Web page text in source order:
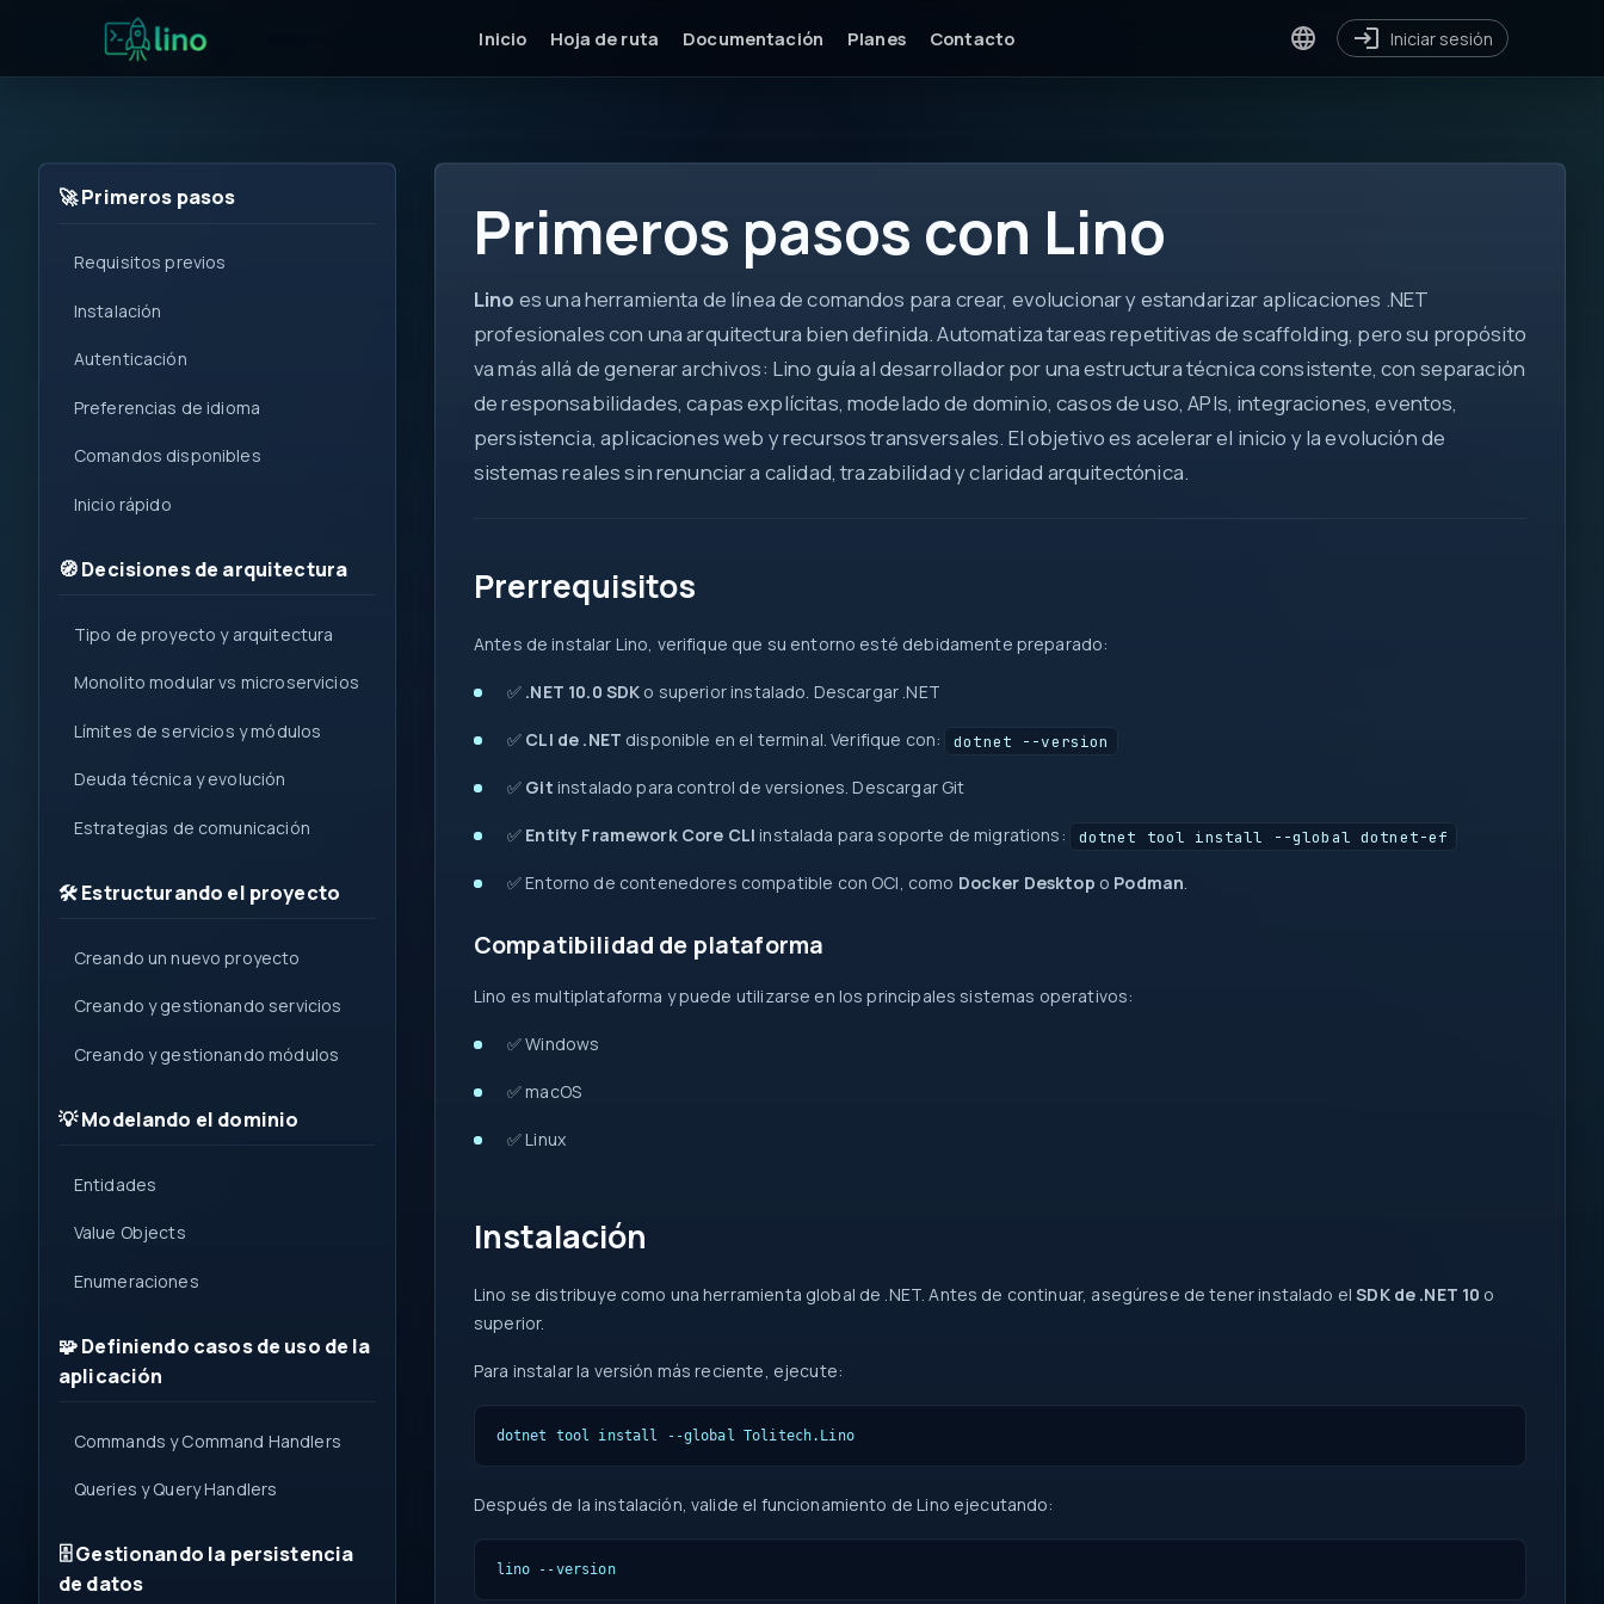
0
=>
&&
new
for
i++
get
Task
new
try
?
[]
new
?.
int
DTO
ctx
async
ok
let
=>
[ ]
for
var
Inicio Hoja de ruta Documentación Planes Contacto Iniciar sesión
🚀 Primeros pasos
Requisitos previos
Instalación
Autenticación
Preferencias de idioma
Comandos disponibles
Inicio rápido
🧭 Decisiones de arquitectura
Tipo de proyecto y arquitectura
Monolito modular vs microservicios
Límites de servicios y módulos
Deuda técnica y evolución
Estrategias de comunicación
🛠️ Estructurando el proyecto
Creando un nuevo proyecto
Creando y gestionando servicios
Creando y gestionando módulos
💡 Modelando el dominio
Entidades
Value Objects
Enumeraciones
🧩 Definiendo casos de uso de la
aplicación
Commands y Command Handlers
Queries y Query Handlers
🗄️ Gestionando la persistencia
de datos
Primeros pasos con Lino
Lino es una herramienta de línea de comandos para crear, evolucionar y estandarizar aplicaciones .NET
profesionales con una arquitectura bien definida. Automatiza tareas repetitivas de scaffolding, pero su propósito
va más allá de generar archivos: Lino guía al desarrollador por una estructura técnica consistente, con separación
de responsabilidades, capas explícitas, modelado de dominio, casos de uso, APIs, integraciones, eventos,
persistencia, aplicaciones web y recursos transversales. El objetivo es acelerar el inicio y la evolución de
sistemas reales sin renunciar a calidad, trazabilidad y claridad arquitectónica.
Prerrequisitos
Antes de instalar Lino, verifique que su entorno esté debidamente preparado:
✅ .NET 10.0 SDK o superior instalado. Descargar .NET
✅ CLI de .NET disponible en el terminal. Verifique con: dotnet --version
✅ Git instalado para control de versiones. Descargar Git
✅ Entity Framework Core CLI instalada para soporte de migrations: dotnet tool install --global dotnet-ef
✅ Entorno de contenedores compatible con OCI, como Docker Desktop o Podman.
Compatibilidad de plataforma
Lino es multiplataforma y puede utilizarse en los principales sistemas operativos:
✅ Windows
✅ macOS
✅ Linux
Instalación
Lino se distribuye como una herramienta global de .NET. Antes de continuar, asegúrese de tener instalado elSDK de .NET 10 o
superior.
Para instalar la versión más reciente, ejecute:
dotnet tool install --global Tolitech.Lino
Después de la instalación, valide el funcionamiento de Lino ejecutando:
lino --version